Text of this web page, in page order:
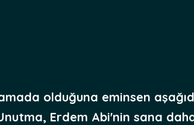
olduğuna eminsen
Erdem Abi'nin sana